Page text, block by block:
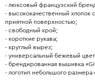
- люксовый французский
- высококачественный хлопок
приятной поверхностью;
- свободный крой;
- короткие рукава;
- круглый вырез;
- универсальный бежевый
- брендированная вышивка
- логотип небольшого размера